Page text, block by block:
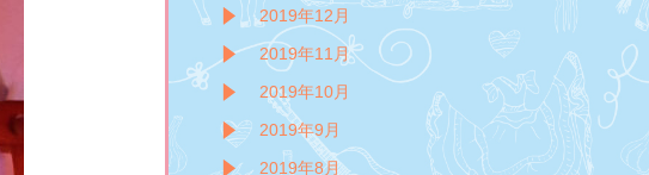
2019年12月
2019年11月
2019年10月
2019年9月
2019年8月